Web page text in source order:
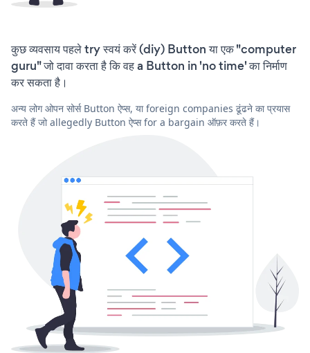
कुछ व्यवसाय पहले try स्वयं करें (diy) Button या एक "computer
guru" जो दावा करता है कि वह a Button in 'no time' का निर्माण
कर सकता है।
अन्य लोग ओपन सोर्स Button ऐप्स, या foreign companies ढूंढने का प्रयास
करते हैं जो allegedly Button ऐप्स for a bargain ऑफ़र करते हैं।